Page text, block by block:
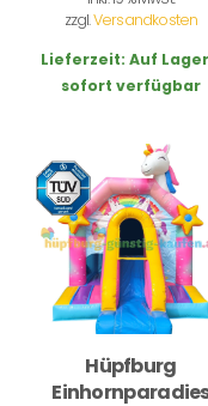
zzgl.Versandkosten
Lieferzeit: Auf
sofort verfügbar
Hüpfburg